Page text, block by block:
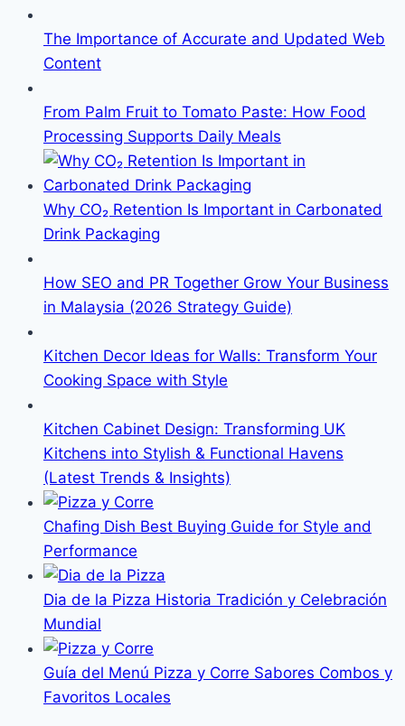
The Importance of Accurate and Updated Web
Content
From Palm Fruit to Tomato Paste: How Food
Processing Supports Daily Meals
Why CO₂ Retention Is Important in Carbonated
Drink Packaging
How SEO and PR Together Grow Your Business
in Malaysia (2026 Strategy Guide)
Kitchen Decor Ideas for Walls: Transform Your
Cooking Space with Style
Kitchen Cabinet Design: Transforming UK
Kitchens into Stylish & Functional Havens
(Latest Trends & Insights)
Chafing Dish Best Buying Guide for Style and
Performance
Dia de la Pizza Historia Tradición y Celebración
Mundial
Guía del Menú Pizza y Corre Sabores Combos y
Favoritos Locales